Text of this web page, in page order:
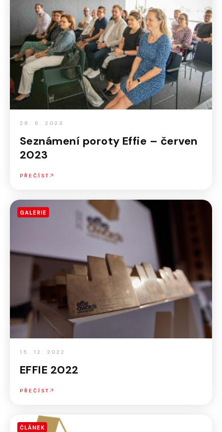
28. 6. 2023
Seznámení poroty Effie – červen
2023
PŘEČÍST
GALERIE
15. 12. 2022
EFFIE 2022
PŘEČÍST
ČLÁNEK